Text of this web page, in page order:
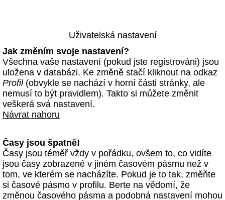
Uživatelská nastavení
Jak změním svoje nastavení?
Všechna vaše nastavení (pokud jste registrováni) jsou
uložena v databázi. Ke změně stačí kliknout na odkaz
Profil(obvykle se nachází v horní části stránky, ale
nemusí to být pravidlem). Takto si můžete změnit
veškerá svá nastavení.
Návrat nahoru
Časy jsou špatně!
Časy jsou téměř vždy v pořádku, ovšem to, co vidíte
jsou časy zobrazené v jiném časovém pásmu než v
tom, ve kterém se nacházíte. Pokud je to tak, změňte
si časové pásmo v profilu. Berte na vědomí, že
změnou časového pásma a podobná nastavení mohou